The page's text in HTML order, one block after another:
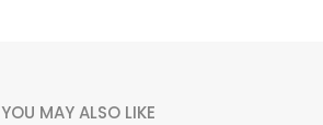
YOU MAY ALSO LIKE